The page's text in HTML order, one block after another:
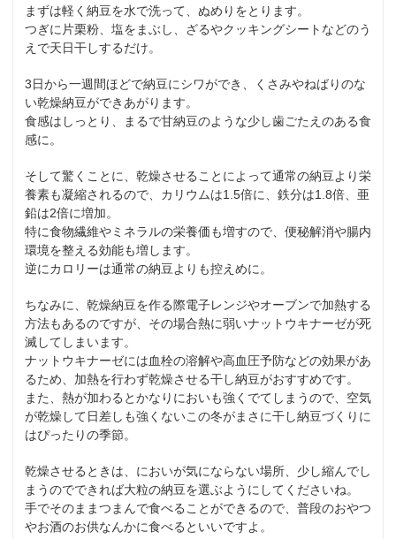
まずは軽く納豆を水で洗って、ぬめりをとります。
つぎに片栗粉、塩をまぶし、ざるやクッキングシートなどのう
えで天日干しするだけ。
3日から一週間ほどで納豆にシワができ、くさみやねばりのな
い乾燥納豆ができあがります。
食感はしっとり、まるで甘納豆のような少し歯ごたえのある食
感に。
そして驚くことに、乾燥させることによって通常の納豆より栄
養素も凝縮されるので、カリウムは1.5倍に、鉄分は1.8倍、亜
鉛は2倍に増加。
特に食物繊維やミネラルの栄養価も増すので、便秘解消や腸内
環境を整える効能も増します。
逆にカロリーは通常の納豆よりも控えめに。
ちなみに、乾燥納豆を作る際電子レンジやオーブンで加熱する
方法もあるのですが、その場合熱に弱いナットウキナーゼが死
滅してしまいます。
ナットウキナーゼには血栓の溶解や高血圧予防などの効果があ
るため、加熱を行わず乾燥させる干し納豆がおすすめです。
また、熱が加わるとかなりにおいも強くでてしまうので、空気
が乾燥して日差しも強くないこの冬がまさに干し納豆づくりに
はぴったりの季節。
乾燥させるときは、においが気にならない場所、少し縮んでし
まうのでできれば大粒の納豆を選ぶようにしてくださいね。
手でそのままつまんで食べることができるので、普段のおやつ
やお酒のお供なんかに食べるといいですよ。